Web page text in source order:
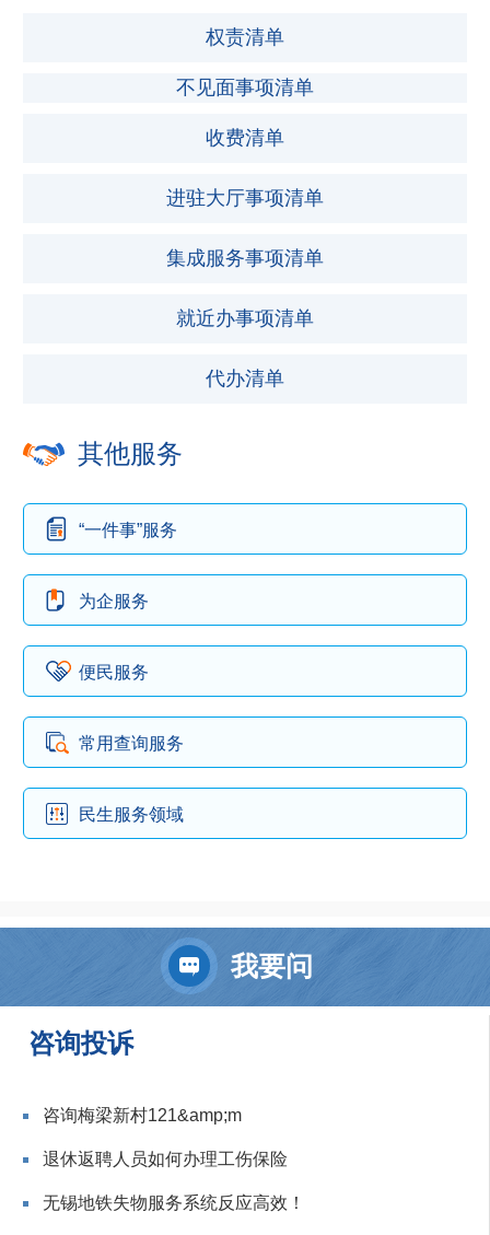
权责清单
不见面事项清单
收费清单
进驻大厅事项清单
集成服务事项清单
就近办事项清单
代办清单
其他服务
“一件事”服务
为企服务
便民服务
常用查询服务
民生服务领域
我要问
咨询投诉
咨询梅梁新村121&amp;m
退休返聘人员如何办理工伤保险
无锡地铁失物服务系统反应高效！